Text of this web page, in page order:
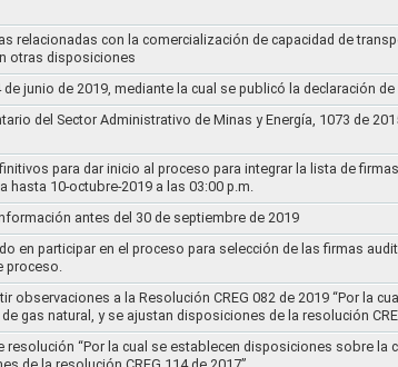
relacionadas con la comercialización de capacidad de
otras disposiciones
junio de 2019, mediante la cual se publicó la declaración
del Sector Administrativo de Minas y Energía, 1073 de
para dar inicio al proceso para integrar la lista de
hasta 10-octubre-2019 a las 03:00 p.m.
antes del 30 de septiembre de 2019
en participar en el proceso para selección de las firmas
proceso.
observaciones a la Resolución CREG 082 de 2019 “Por la
gas natural, y se ajustan disposiciones de la resolución
resolución “Por la cual se establecen disposiciones sobre